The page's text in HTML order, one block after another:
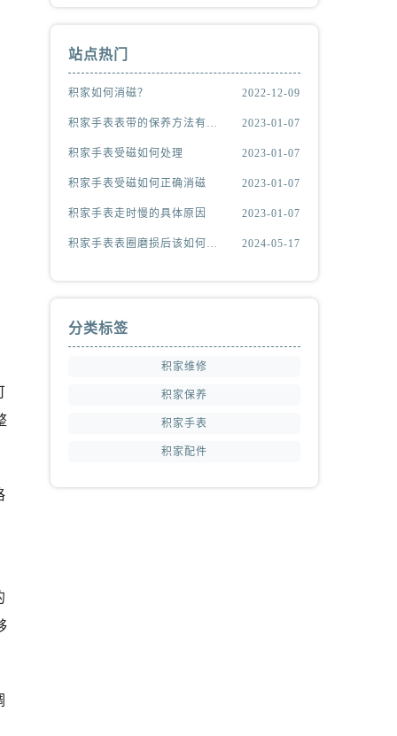
站点热门
积家如何消磁？ 2022-12-09
积家手表表带的保养方法有哪些？ 2023-01-07
积家手表受磁如何处理 2023-01-07
积家手表受磁如何正确消磁 2023-01-07
积家手表走时慢的具体原因 2023-01-07
积家手表表圈磨损后该如何处理？ 2024-05-17
分类标签
积家维修
积家保养
积家手表
积家配件